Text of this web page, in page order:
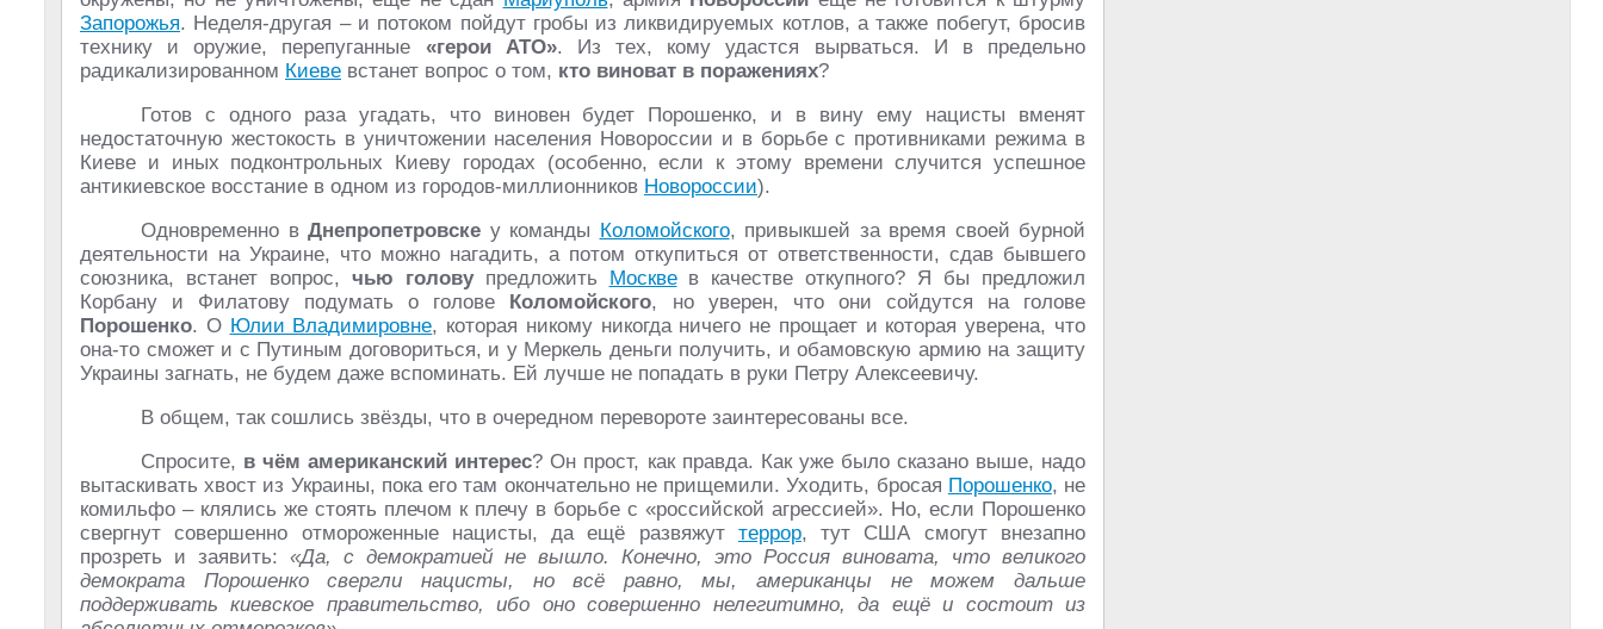
Запорожья. Неделя-другая – и потоком пойдут гробы из ликвидируемых котлов, а также побегут, бросив
технику и оружие, перепуганные «герои АТО». Из тех, кому удастся вырваться. И в предельно
радикализированном Киеве встанет вопрос о том, кто виноват в поражениях?
Готов с одного раза угадать, что виновен будет Порошенко, и в вину ему нацисты вменят
недостаточную жестокость в уничтожении населения Новороссии и в борьбе с противниками режима в
Киеве и иных подконтрольных Киеву городах (особенно, если к этому времени случится успешное
антикиевское восстание в одном из городов-миллионников Новороссии).
Одновременно в Днепропетровске у команды Коломойского, привыкшей за время своей бурной
деятельности на Украине, что можно нагадить, а потом откупиться от ответственности, сдав бывшего
союзника, встанет вопрос, чью головупредложить Москвев качестве откупного? Я бы предложил
Корбану и Филатову подумать о голове Коломойского, но уверен, что они сойдутся на голове
Порошенко. О Юлии Владимировне, которая никому никогда ничего не прощает и которая уверена, что
она-то сможет и с Путиным договориться, и у Меркель деньги получить, и обамовскую армию на защиту
Украины загнать, не будем даже вспоминать. Ей лучше не попадать в руки Петру Алексеевичу.
В общем, так сошлись звёзды, что в очередном перевороте заинтересованы все.
Спросите, в чём американский интерес? Он прост, как правда. Как уже было сказано выше, надо
вытаскивать хвост из Украины, пока его там окончательно не прищемили. Уходить, бросая Порошенко, не
комильфо – клялись же стоять плечом к плечу в борьбе с «российской агрессией». Но, если Порошенко
свергнут совершенно отмороженные нацисты, да ещё развяжут террор, тут США смогут внезапно
прозреть и заявить: «Да, с демократией не вышло. Конечно, это Россия виновата, что великого
демократа Порошенко свергли нацисты, но всё равно, мы, американцы не можем дальше
поддерживать киевское правительство, ибо оно совершенно нелегитимно, да ещё и состоит из